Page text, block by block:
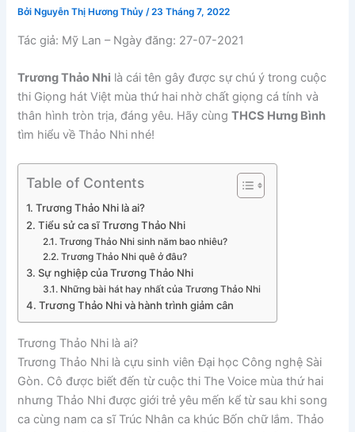
Bởi Nguyễn Thị Hương Thủy/23 Tháng 7, 2022
Tác giả: Mỹ Lan – Ngày đăng: 27-07-2021
Trương Thảo Nhi là cái tên gây được sự chú ý trong cuộc
thi Giọng hát Việt mùa thứ hai nhờ chất giọng cá tính và
thân hình tròn trịa, đáng yêu. Hãy cùngTHCS Hưng Bình
tìm hiểu về Thảo Nhi nhé!
Table of Contents
Trương Thảo Nhi là ai?
Tiểu sử ca sĩ Trương Thảo Nhi
Trương Thảo Nhi sinh năm bao nhiêu?
Trương Thảo Nhi quê ở đâu?
Sự nghiệp của Trương Thảo Nhi
Những bài hát hay nhất của Trương Thảo Nhi
Trương Thảo Nhi và hành trình giảm cân
Trương Thảo Nhi là ai?
Trương Thảo Nhi là cựu sinh viên Đại học Công nghệ Sài
Gòn. Cô được biết đến từ cuộc thi The Voice mùa thứ hai
nhưng Thảo Nhi được giới trẻ yêu mến kể từ sau khi song
ca cùng nam ca sĩ Trúc Nhân ca khúc Bốn chữ lắm. Thảo